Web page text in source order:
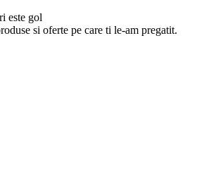
este gol
si oferte pe care ti le-am pregatit.